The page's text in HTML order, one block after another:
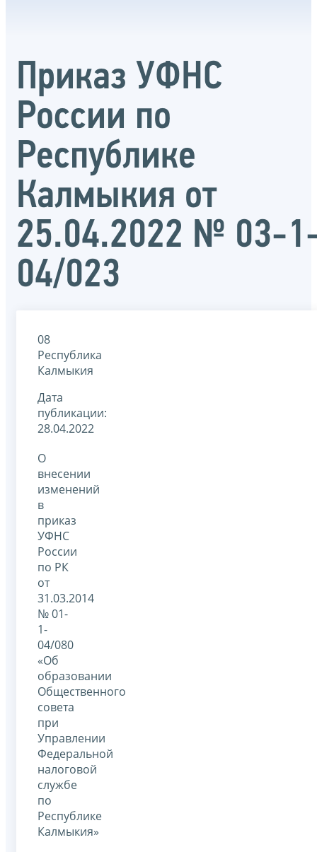
Приказ УФНС
России по
Республике
Калмыкия от
25.04.2022 № 03-
04/023
08
Республика
Калмыкия
Дата
публикации:
28.04.2022
О
внесении
изменений
в
приказ
УФНС
России
по РК
от
31.03.2014
№ 01-
1-
04/080
«Об
образовании
Общественного
совета
при
Управлении
Федеральной
налоговой
службе
по
Республике
Калмыкия»